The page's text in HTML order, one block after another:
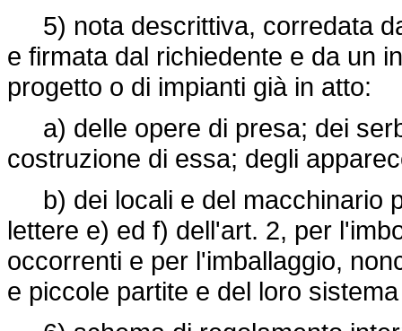
5) nota descrittiva, corredata
e firmata dal richiedente e da un
progetto o di impianti già in atto:
a) delle opere di presa; dei
costruzione di essa; degli
b) dei locali e del macchinario
lettere e) ed f) dell'art. 2, per
occorrenti e per l'imballaggio,
e piccole partite e del loro